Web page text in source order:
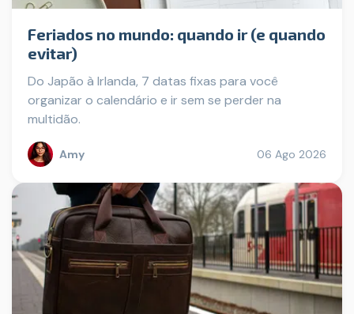
Feriados no mundo: quando ir (e quando
evitar)
Do Japão à Irlanda, 7 datas fixas para você
organizar o calendário e ir sem se perder na
multidão.
Amy 06 Ago 2026